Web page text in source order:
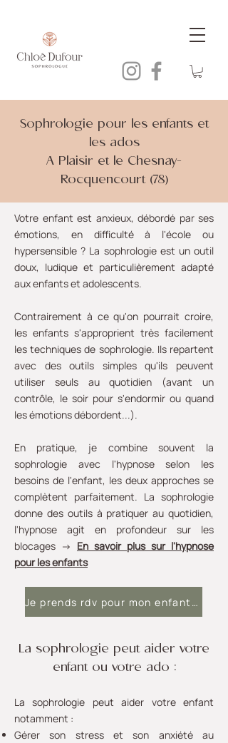
Sophrologie pour les enfants et
les ados
A Plaisir et le Chesnay-
Rocquencourt (78)
Votre enfant est anxieux, débordé par ses
émotions, en difficulté à l'école ou
hypersensible ? La sophrologie est un outil
doux, ludique et particulièrement adapté
aux enfants et adolescents.
Contrairement à ce qu'on pourrait croire,
les enfants s'approprient très facilement
les techniques de sophrologie. Ils repartent
avec des outils simples qu'ils peuvent
utiliser seuls au quotidien (avant un
contrôle, le soir pour s'endormir ou quand
les émotions débordent...).
En pratique, je combine souvent la
sophrologie avec l'hypnose selon les
besoins de l'enfant, les deux approches se
complètent parfaitement. La sophrologie
donne des outils à pratiquer au quotidien,
l'hypnose agit en profondeur sur les
blocages → En savoir plus sur l'hypnose
pour les enfants
Je prends rdv pour mon enfant / ado
La sophrologie peut aider votre
enfant ou votre ado :
​La sophrologie peut aider votre enfant
notamment :
Gérer son stress et son anxiété au